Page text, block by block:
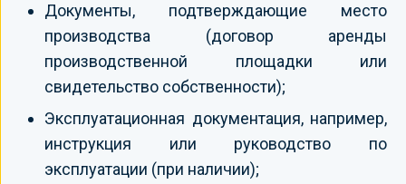
Документы, подтверждающие место
производства (договор аренды
производственной площадки или
свидетельство собственности);
Эксплуатационная документация, например,
инструкция или руководство по
эксплуатации (при наличии);